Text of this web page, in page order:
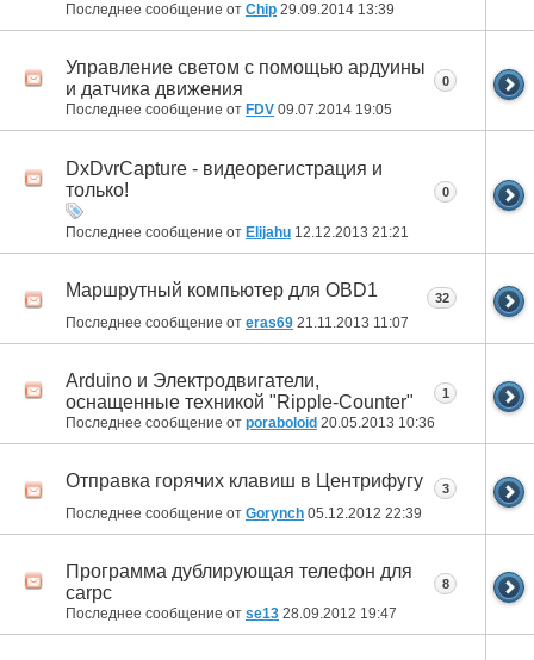
Последнее сообщение от Chip 29.09.2014 13:39
Управление светом с помощью ардуины
и датчика движения
Последнее сообщение от FDV 09.07.2014 19:05
0
DxDvrCapture - видеорегистрация и
только!
Последнее сообщение от Elijahu 12.12.2013 21:21
0
Маршрутный компьютер для OBD1
Последнее сообщение от eras69 21.11.2013 11:07
32
Arduino и Электродвигатели,
оснащенные техникой "Ripple-Counter"
Последнее сообщение от poraboloid 20.05.2013 10:36
1
Отправка горячих клавиш в Центрифугу
Последнее сообщение от Gorynch 05.12.2012 22:39
3
Программа дублирующая телефон для
carpc
Последнее сообщение от se13 28.09.2012 19:47
8